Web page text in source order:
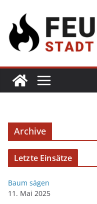
Archive
Letzte Einsätze
Baum sägen
11. Mai 2025